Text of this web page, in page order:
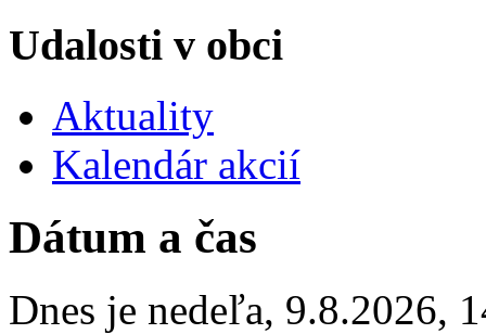
Udalosti v obci
Aktuality
Kalendár akcií
Dátum a čas
Dnes je nedeľa, 9.8.2026,